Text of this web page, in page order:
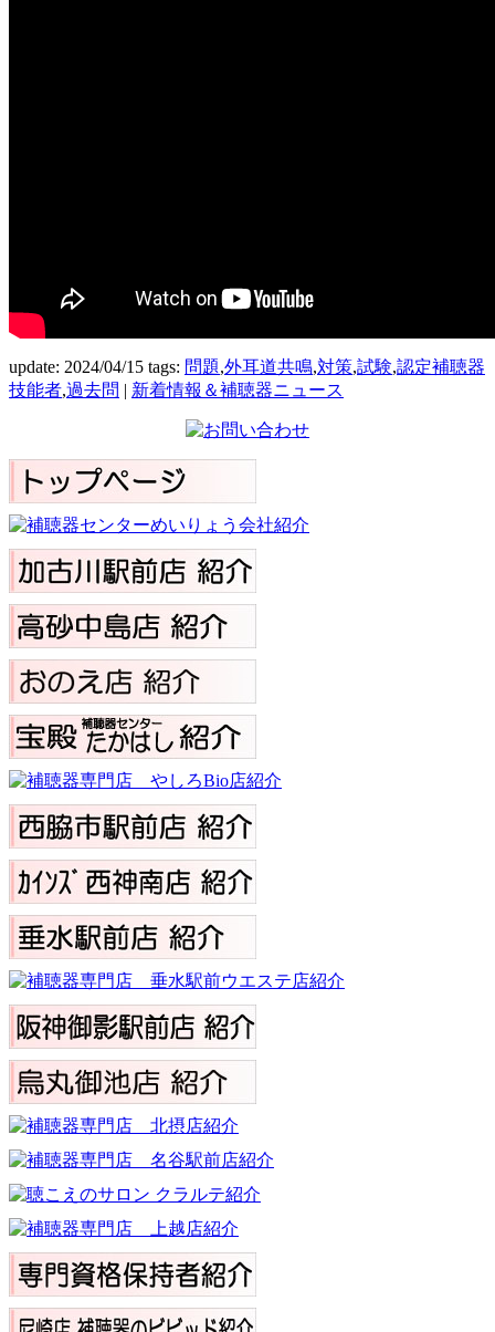
update: 2024/04/15 tags: 問題,外耳道共鳴,対策,試験,認定補聴器
技能者,過去問 | 新着情報＆補聴器ニュース